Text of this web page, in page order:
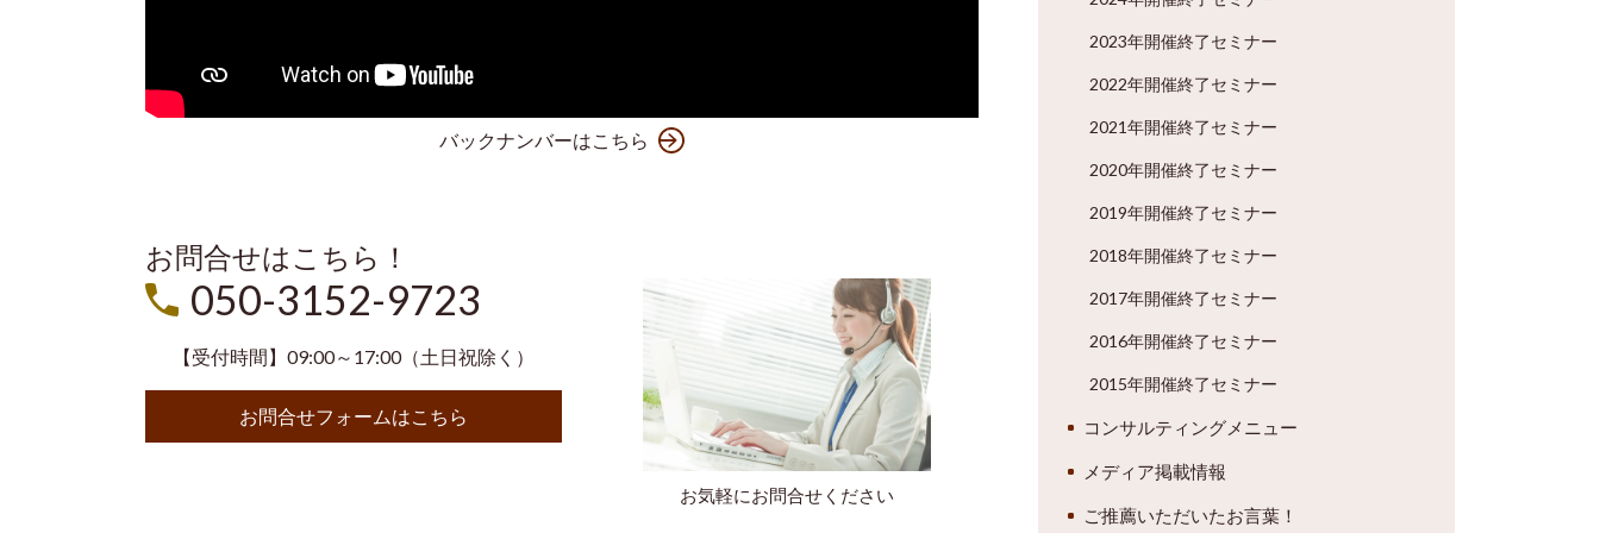
バックナンバーはこちら
お問合せはこちら！
お気軽にお問合せください
050-3152-9723
【受付時間】09:00～17:00（土日祝除く）
お問合せフォームはこちら
2023年開催終了セミナー
2022年開催終了セミナー
2021年開催終了セミナー
2020年開催終了セミナー
2019年開催終了セミナー
2018年開催終了セミナー
2017年開催終了セミナー
2016年開催終了セミナー
2015年開催終了セミナー
コンサルティングメニュー
メディア掲載情報
ご推薦いただいたお言葉！